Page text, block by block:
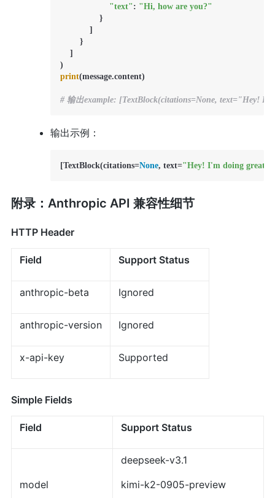
"text": "Hi, how are you?"
                }
            ]
        }
    ]
print(message.content)
# 输出example: [TextBlock(citations=None, text="Hey!
输出示例：
[TextBlock(citations=None, text="Hey! I'm doing great,
附录：Anthropic API 兼容性细节
HTTP Header
Field Support Status
anthropic-beta Ignored
anthropic-version Ignored
x-api-key Supported
Simple Fields
Field Support Status
model
deepseek-v3.1
kimi-k2-0905-preview